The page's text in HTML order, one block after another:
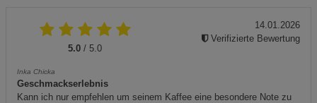
5.0 / 5.0
Inka Chicka
Geschmackserlebnis
Kann ich nur empfehlen um seinem Kaffee eine besondere Note zu
14.01.2026
Verifizierte Bewertung